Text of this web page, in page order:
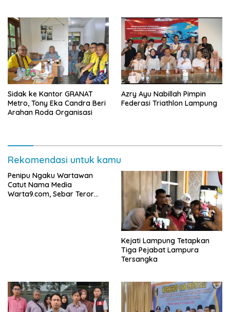
‎Sidak ke Kantor GRANAT
Metro, Tony Eka Candra Beri
Arahan Roda Organisasi
Azry Ayu Nabillah Pimpin
Federasi Triathlon Lampung
Rekomendasi untuk kamu
Penipu Ngaku Wartawan
Catut Nama Media
Warta9.com, Sebar Teror
Kejati Lampung Tetapkan
Tiga Pejabat Lampura
Tersangka